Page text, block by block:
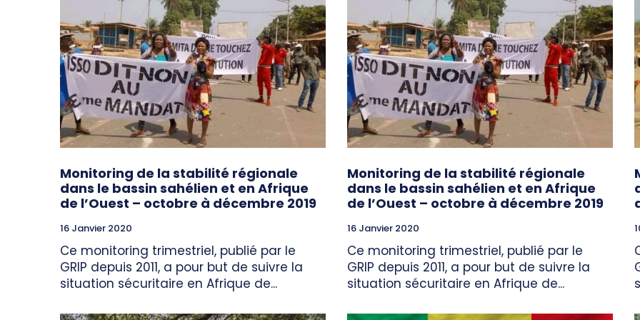
Monitoring de la stabilité régionale
dans le bassin sahélien et en Afrique
de l’Ouest – octobre à décembre 2019
16 Janvier 2020
Ce monitoring trimestriel, publié par le
GRIP depuis 2011, a pour but de suivre la
situation sécuritaire en Afrique de...
Monitoring de la stabilité régionale
dans le bassin sahélien et en Afrique
de l’Ouest – octobre à décembre 2019
16 Janvier 2020
Ce monitoring trimestriel, publié par le
GRIP depuis 2011, a pour but de suivre la
situation sécuritaire en Afrique de...